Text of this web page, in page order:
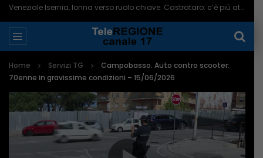
Veneziale Isernia, Ionna verso ruolo chiave. Castrataro: c’è più attenzione per Termoli – 08/08/2026
Home Servizi TG
Campobasso. Auto contro scooter:
70enne in gravissime condizioni – 15/06/2026